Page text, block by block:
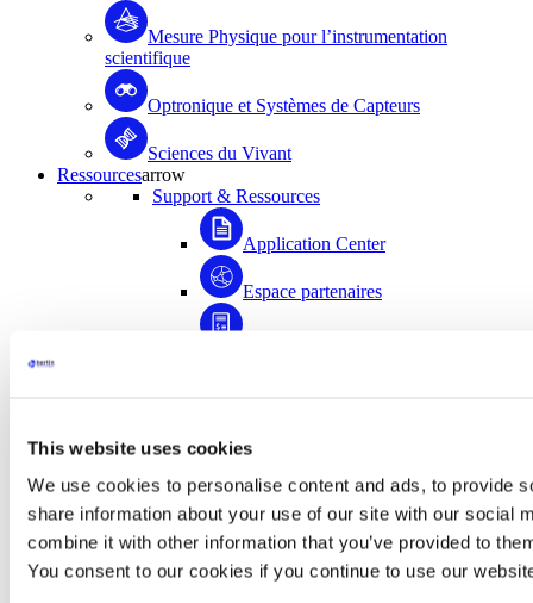
This website uses cookies
We use cookies to personalise content and ads, to provide
share information about your use of our site with our social
combine it with other information that you’ve provided to
You consent to our cookies if you continue to use our
Mesure Physique pour l’instrumentation
scientifique
Optronique et Systèmes de Capteurs
Sciences du Vivant
Ressourcesarrow
Support & Ressources
Application Center
Espace partenaires
Application Center
Accédez à plus de 1500 documents scientifiques
rédigés avec la contribution de la communauté
d’utilisateurs de Bertin Instruments !